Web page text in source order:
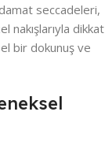
seccadeleri,
nakışlarıyla dikkat
bir dokunuş ve